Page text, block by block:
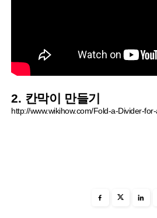
2. 칸막이 만들기
http://www.wikihow.com/Fold-a-Divider-